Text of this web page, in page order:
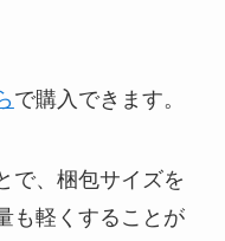
で購入できます。
で、梱包サイズを
も軽くすることが